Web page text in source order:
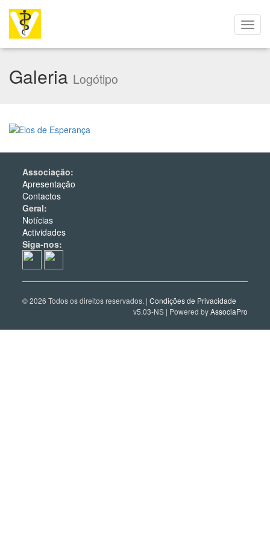
Galeria Logótipo
Associação:
Apresentação
Contactos
Geral:
Notícias
Actividades
Siga-nos:
© 2026 Todos os direitos reservados. | Condições de Privacidade
v5.03-NS | Powered byAssociaPro